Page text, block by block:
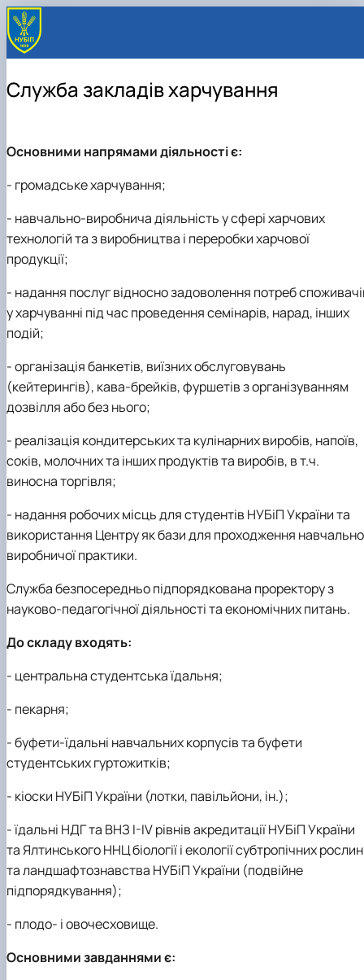
Служба закладів харчування
Основними напрямами діяльності є:
- громадське харчування;
- навчально-виробнича діяльність у сфері харчових
технологій та з виробництва і переробки харчової
продукції;
- надання послуг відносно задоволення потреб
у харчуванні під час проведення семінарів, нарад, інших
подій;
- організація банкетів, виїзних обслуговувань
(кейтерингів), кава-брейків, фуршетів з організуванням
дозвілля або без нього;
- реалізація кондитерських та кулінарних виробів, напоїв,
соків, молочних та інших продуктів та виробів, в т.ч.
виносна торгівля;
- надання робочих місць для студентів НУБіП України та
використання Центру як бази для проходження
виробничої практики.
Служба безпосередньо підпорядкована проректору з
науково-педагогічної діяльності та економічних питань.
До складу входять:
- центральна студентська їдальня;
- пекарня;
- буфети-їдальні навчальних корпусів та буфети
студентських гуртожитків;
- кіоски НУБіП України (лотки, павільйони, ін.);
- їдальні НДГ та ВНЗ І-ІV рівнів акредитації НУБіП України
та Ялтинського ННЦ біології і екології субтропічних рослин
та ландшафтознавства НУБіП України (подвійне
підпорядкування);
- плодо- і овочесховище.
Основними завданнями є: